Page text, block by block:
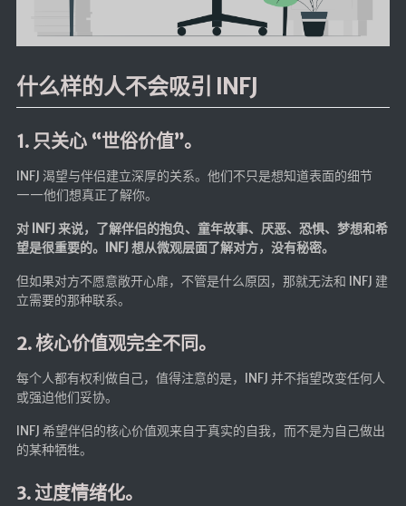
什么样的人不会吸引 INFJ
1. 只关心 “世俗价值”。
INFJ 渴望与伴侣建立深厚的关系。他们不只是想知道表面的细节
——他们想真正了解你。
对 INFJ 来说，了解伴侣的抱负、童年故事、厌恶、恐惧、梦想和希
望是很重要的。INFJ 想从微观层面了解对方，没有秘密。
但如果对方不愿意敞开心扉，不管是什么原因，那就无法和 INFJ 建
立需要的那种联系。
2. 核心价值观完全不同。
每个人都有权利做自己，值得注意的是，INFJ 并不指望改变任何人
或强迫他们妥协。
INFJ 希望伴侣的核心价值观来自于真实的自我，而不是为自己做出
的某种牺牲。
3. 过度情绪化。